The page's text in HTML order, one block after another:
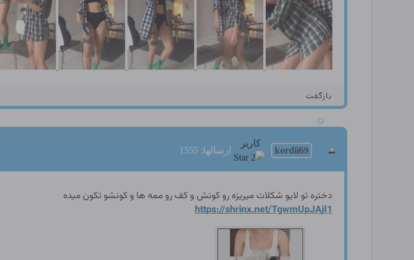
بازگفت
kordii69
کاربر
ارسالها: 1555
دختره تو لایو شکلات میریزه رو کونش و کف رو ممه ها و کونشو تکون میده
https://shrinx.net/TgwmUpJAjI1